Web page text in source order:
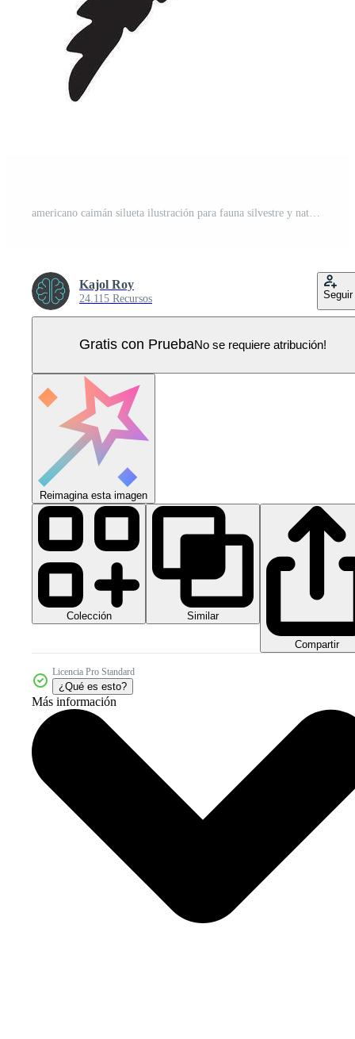
Kajol Roy
24.115 Recursos Seguir
Gratis con PruebaNo se requiere atribución!
Reimagina esta imagen
Colección Similar
Compartir
Licencia Pro Standard
¿Qué es esto?
Más información